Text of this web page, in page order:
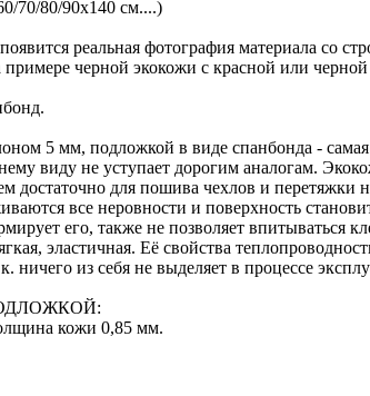
70/80/90х140 см....)
реальная фотография материала со
примере черной экокожи с красной или
5 мм, подложкой в виде спанбонда -
виду не уступает дорогим аналогам.
достаточно для пошива чехлов и
все неровности и поверхность
его, также не позволяет впитываться
эластичная. Её свойства
ничего из себя не выделяет в процессе
кожи 0,85 мм.